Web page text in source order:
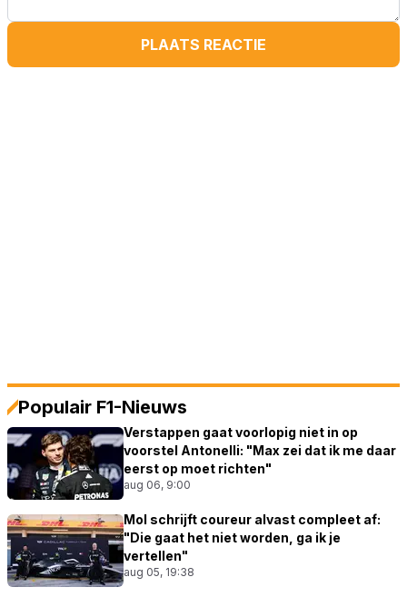
PLAATS REACTIE
Populair F1-Nieuws
Verstappen gaat voorlopig niet in op
voorstel Antonelli: "Max zei dat ik me daar
eerst op moet richten"
aug 06, 9:00
Mol schrijft coureur alvast compleet af:
"Die gaat het niet worden, ga ik je
vertellen"
aug 05, 19:38